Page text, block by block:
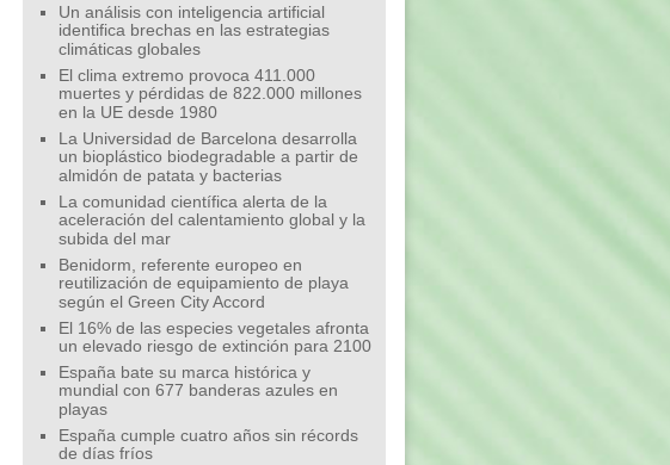
Un análisis con inteligencia artificial
identifica brechas en las estrategias
climáticas globales
El clima extremo provoca 411.000
muertes y pérdidas de 822.000 millones
en la UE desde 1980
La Universidad de Barcelona desarrolla
un bioplástico biodegradable a partir de
almidón de patata y bacterias
La comunidad científica alerta de la
aceleración del calentamiento global y la
subida del mar
Benidorm, referente europeo en
reutilización de equipamiento de playa
según el Green City Accord
El 16% de las especies vegetales afronta
un elevado riesgo de extinción para 2100
España bate su marca histórica y
mundial con 677 banderas azules en
playas
España cumple cuatro años sin récords
de días fríos